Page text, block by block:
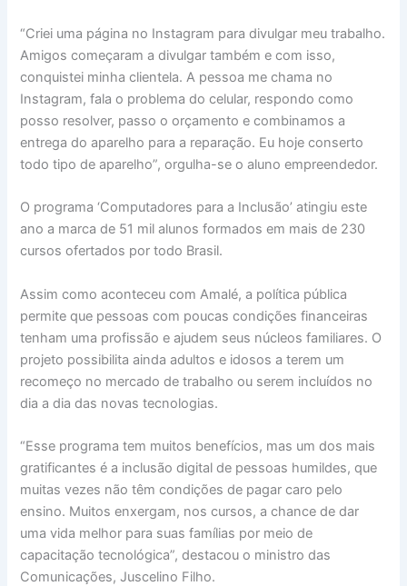
“Criei uma página no Instagram para divulgar meu trabalho.
Amigos começaram a divulgar também e com isso,
conquistei minha clientela. A pessoa me chama no
Instagram, fala o problema do celular, respondo como
posso resolver, passo o orçamento e combinamos a
entrega do aparelho para a reparação. Eu hoje conserto
todo tipo de aparelho”, orgulha-se o aluno empreendedor.
O programa ‘Computadores para a Inclusão’ atingiu este
ano a marca de 51 mil alunos formados em mais de 230
cursos ofertados por todo Brasil.
Assim como aconteceu com Amalé, a política pública
permite que pessoas com poucas condições financeiras
tenham uma profissão e ajudem seus núcleos familiares. O
projeto possibilita ainda adultos e idosos a terem um
recomeço no mercado de trabalho ou serem incluídos no
dia a dia das novas tecnologias.
“Esse programa tem muitos benefícios, mas um dos mais
gratificantes é a inclusão digital de pessoas humildes, que
muitas vezes não têm condições de pagar caro pelo
ensino. Muitos enxergam, nos cursos, a chance de dar
uma vida melhor para suas famílias por meio de
capacitação tecnológica”, destacou o ministro das
Comunicações, Juscelino Filho.